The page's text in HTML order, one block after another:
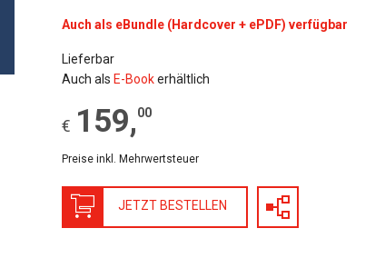
Betonbau
Brückenbau
Auch als eBundle (Hardcover + ePDF) verfügbar
Lieferbar
Auch als E-Bookerhältlich
€ 159,00
Preise inkl. Mehrwertsteuer
JETZT BESTELLEN